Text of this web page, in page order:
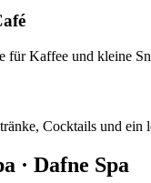
für Kaffee und kleine
Cocktails und ein
· Dafne Spa